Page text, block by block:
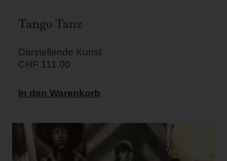
Tango Tanz
Darstellende Kunst
CHF 111.00
In den Warenkorb